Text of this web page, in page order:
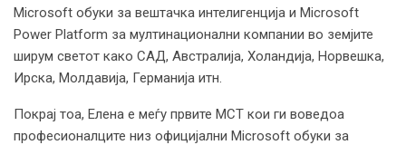
Microsoft обуки за вештачка интелигенција и Microsoft
Power Platform за мултинационални компании во земјите
ширум светот како САД, Австралија, Холандија, Норвешка,
Ирска, Молдавија, Германија итн.
Покрај тоа, Елена е меѓу првите MCT кои ги воведоа
професионалците низ официјални Microsoft обуки за